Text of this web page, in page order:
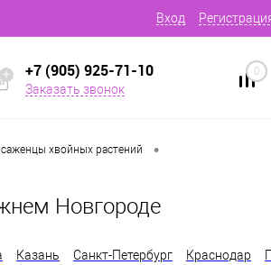
Вход
+7 (905) 925-71-10
Заказать звонок
0
хвойных растений •
Новгороде
Казань Санкт-Петербург Краснодар